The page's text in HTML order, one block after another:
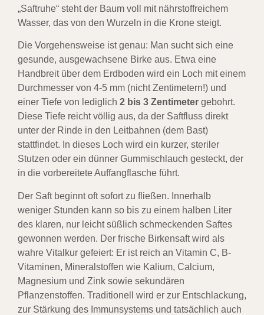
„Saftruhe“ steht der Baum voll mit nährstoffreichem
Wasser, das von den Wurzeln in die Krone steigt.
Die Vorgehensweise ist genau: Man sucht sich eine
gesunde, ausgewachsene Birke aus. Etwa eine
Handbreit über dem Erdboden wird ein Loch mit einem
Durchmesser von 4-5 mm (nicht Zentimetern!) und
einer Tiefe von lediglich 2 bis 3 Zentimeter gebohrt.
Diese Tiefe reicht völlig aus, da der Saftfluss direkt
unter der Rinde in den Leitbahnen (dem Bast)
stattfindet. In dieses Loch wird ein kurzer, steriler
Stutzen oder ein dünner Gummischlauch gesteckt, der
in die vorbereitete Auffangflasche führt.
Der Saft beginnt oft sofort zu fließen. Innerhalb
weniger Stunden kann so bis zu einem halben Liter
des klaren, nur leicht süßlich schmeckenden Saftes
gewonnen werden. Der frische Birkensaft wird als
wahre Vitalkur gefeiert: Er ist reich an Vitamin C, B-
Vitaminen, Mineralstoffen wie Kalium, Calcium,
Magnesium und Zink sowie sekundären
Pflanzenstoffen. Traditionell wird er zur Entschlackung,
zur Stärkung des Immunsystems und tatsächlich auch